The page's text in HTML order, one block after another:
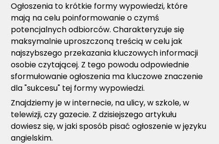
Ogłoszenia to krótkie formy wypowiedzi, które
mają na celu poinformowanie o czymś
potencjalnych odbiorców. Charakteryzuje się
maksymalnie uproszczoną treścią w celu jak
najszybszego przekazania kluczowych informacji
osobie czytającej. Z tego powodu odpowiednie
sformułowanie ogłoszenia ma kluczowe znaczenie
dla "sukcesu" tej formy wypowiedzi.
Znajdziemy je w internecie, na ulicy, w szkole, w
telewizji, czy gazecie. Z dzisiejszego artykułu
dowiesz się, w jaki sposób pisać ogłoszenie w języku
angielskim.